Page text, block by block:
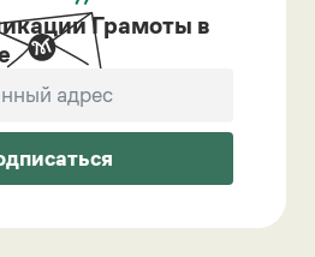
Грамоты в